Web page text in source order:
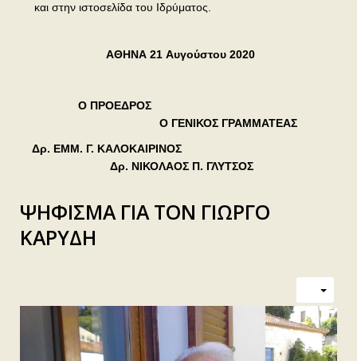
και στην ιστοσελίδα του Ιδρύματος.
ΑΘΗΝΑ 21 Αυγούστου 2020
Ο ΠΡΟΕΔΡΟΣ
Ο ΓΕΝΙΚΟΣ ΓΡΑΜΜΑΤΕΑΣ
Δρ. ΕΜΜ. Γ. ΚΑΛΟΚΑΙΡΙΝΟΣ
Δρ. ΝΙΚΟΛΑΟΣ Π. ΓΛΥΤΣΟΣ
ΨΗΦΙΣΜΑ ΓΙΑ ΤΟΝ ΓΙΩΡΓΟ
ΚΑΡΥΔΗ